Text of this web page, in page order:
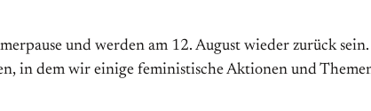
und werden am 12. August wieder zurück
in dem wir einige feministische Aktionen und